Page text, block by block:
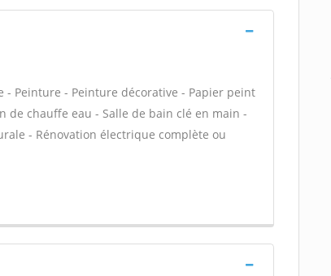
- Peinture - Peinture décorative - Papier peint
de chauffe eau - Salle de bain clé en main -
- Rénovation électrique complète ou